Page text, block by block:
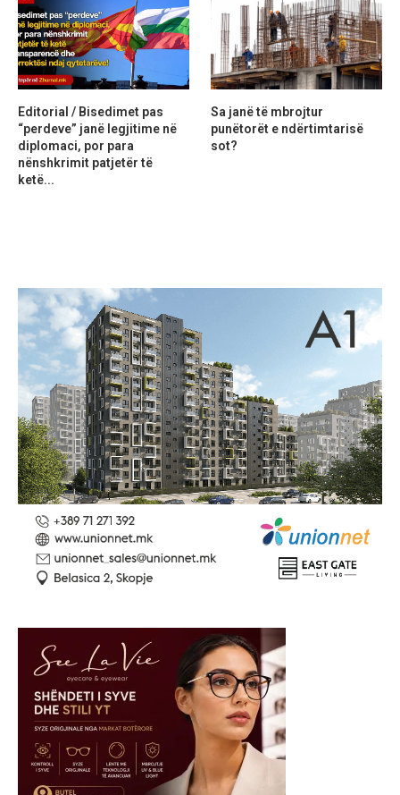
Editorial / Bisedimet pas
“perdeve” janë legjitime në
diplomaci, por para
nënshkrimit patjetër të
ketë...
Sa janë të mbrojtur
punëtorët e ndërtimtarisë
sot?